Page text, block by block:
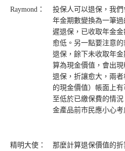
Raymond：
投保人可以退保，我
年金期數變換為一筆
遲退保，已收取年金
愈低。另一點要注意
退保，餘下未收取年
算為現金價值，會出
退保，折讓愈大，兩
的現金價值）帳面上
至低於已繳保費的情
金產品前市民應小心考
精明大使： 那麼計算退保價值的